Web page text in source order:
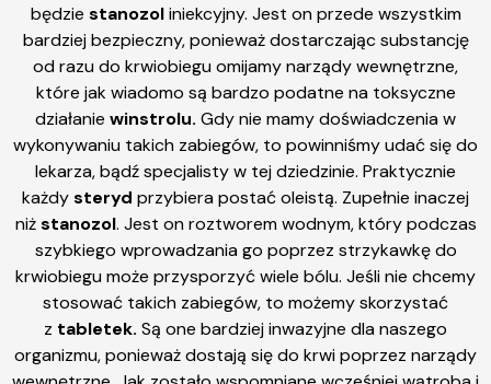
będzie stanozoliniekcyjny. Jest on przede wszystkim
bardziej bezpieczny, ponieważ dostarczając substancję
od razu do krwiobiegu omijamy narządy wewnętrzne,
które jak wiadomo są bardzo podatne na toksyczne
działanie winstrolu. Gdy nie mamy doświadczenia w
wykonywaniu takich zabiegów, to powinniśmy udać się do
lekarza, bądź specjalisty w tej dziedzinie. Praktycznie
każdysteryd przybiera postać oleistą. Zupełnie inaczej
niżstanozol. Jest on roztworem wodnym, który podczas
szybkiego wprowadzania go poprzez strzykawkę do
krwiobiegu może przysporzyć wiele bólu. Jeśli nie chcemy
stosować takich zabiegów, to możemy skorzystać
z tabletek. Są one bardziej inwazyjne dla naszego
organizmu, ponieważ dostają się do krwi poprzez narządy